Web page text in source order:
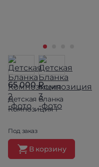
65 000 ₽
Детская Бланка
Композиция 1
Под заказ
В корзину